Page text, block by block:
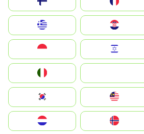
Magyarország
South Korea